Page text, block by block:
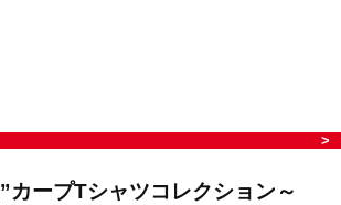
カープTシャツコレクション～